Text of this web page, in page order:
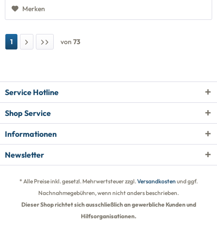
Merken
1 von 73
Service Hotline
Shop Service
Informationen
Newsletter
* Alle Preise inkl. gesetzl. Mehrwertsteuer zzgl.Versandkosten und ggf.
Nachnahmegebühren, wenn nicht anders beschrieben.
Dieser Shop richtet sich ausschließlich an gewerbliche Kunden und
Hilfsorganisationen.